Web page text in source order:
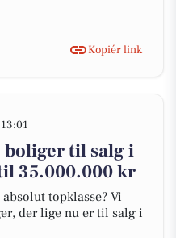
Kopiér link
boliger til salg i
35.000.000 kr
topklasse? Vi
der lige nu er til salg i